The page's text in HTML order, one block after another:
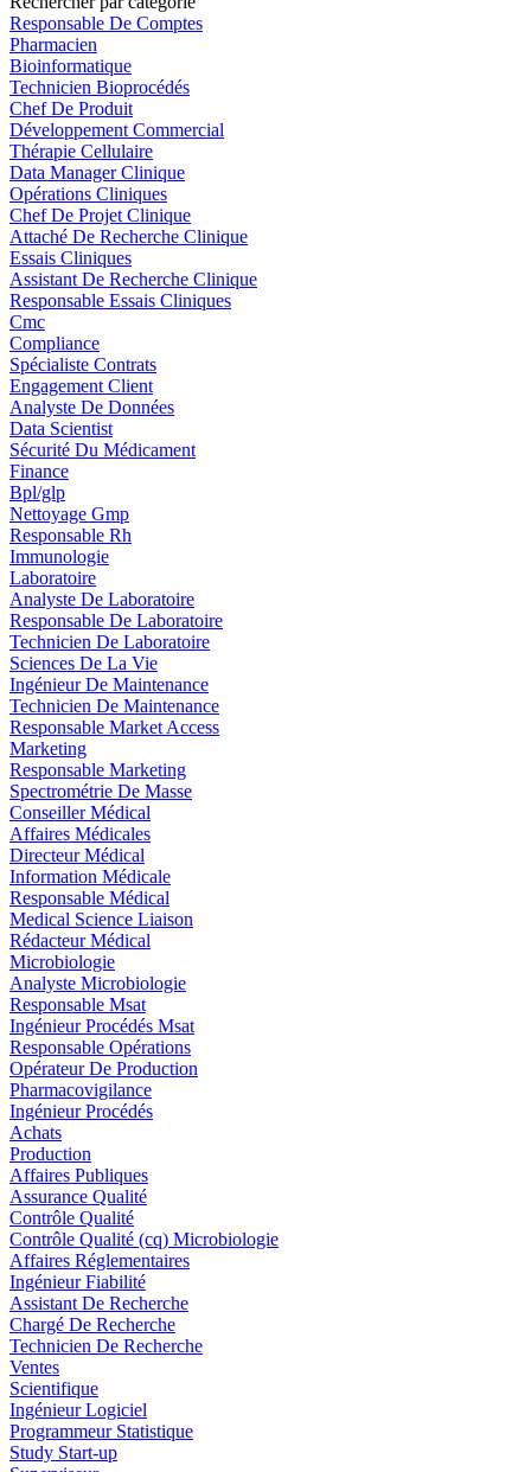
Responsable De Comptes
Pharmacien
Bioinformatique
Technicien Bioprocédés
Chef De Produit
Développement Commercial
Thérapie Cellulaire
Data Manager Clinique
Opérations Cliniques
Chef De Projet Clinique
Attaché De Recherche Clinique
Essais Cliniques
Assistant De Recherche Clinique
Responsable Essais Cliniques
Cmc
Compliance
Spécialiste Contrats
Engagement Client
Analyste De Données
Data Scientist
Sécurité Du Médicament
Finance
Bpl/glp
Nettoyage Gmp
Responsable Rh
Immunologie
Laboratoire
Analyste De Laboratoire
Responsable De Laboratoire
Technicien De Laboratoire
Sciences De La Vie
Ingénieur De Maintenance
Technicien De Maintenance
Responsable Market Access
Marketing
Responsable Marketing
Spectrométrie De Masse
Conseiller Médical
Affaires Médicales
Directeur Médical
Information Médicale
Responsable Médical
Medical Science Liaison
Rédacteur Médical
Microbiologie
Analyste Microbiologie
Responsable Msat
Ingénieur Procédés Msat
Responsable Opérations
Opérateur De Production
Pharmacovigilance
Ingénieur Procédés
Achats
Production
Affaires Publiques
Assurance Qualité
Contrôle Qualité
Contrôle Qualité (cq) Microbiologie
Affaires Réglementaires
Ingénieur Fiabilité
Assistant De Recherche
Chargé De Recherche
Technicien De Recherche
Ventes
Scientifique
Ingénieur Logiciel
Programmeur Statistique
Study Start-up